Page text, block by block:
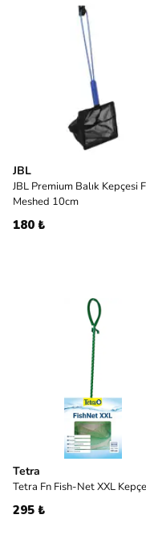
JBL
JBL Premium Balık Kepçesi
Meshed 10cm
180 ₺
Tetra
Tetra Fn Fish-Net XXL Kepçe
295 ₺